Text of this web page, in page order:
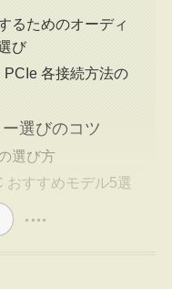
るためのオーディ
び
各接続方法の
選びのコツ
選び方
おすすめモデル5選